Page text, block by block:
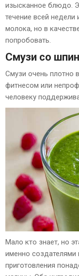
изысканное блюдо.
течение всей
молока, но в
попробовать.
Смузи со
Смузи очень плотно
фитнесом или
человеку
Мало кто знает, но
именно создателями
приготовления